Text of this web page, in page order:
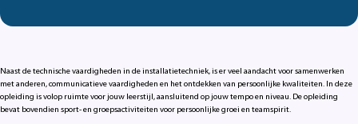
Naast de technische vaardigheden in de installatietechniek, is er veel aandacht voor samenwerken
met anderen, communicatieve vaardigheden en het ontdekken van persoonlijke kwaliteiten. In deze
opleiding is volop ruimte voor jouw leerstijl, aansluitend op jouw tempo en niveau. De opleiding
bevat bovendien sport- en groepsactiviteiten voor persoonlijke groei en teamspirit.